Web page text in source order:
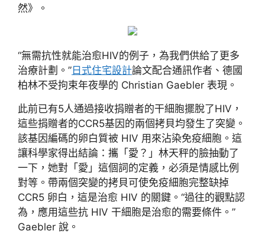
然》。
“無需抗性就能治愈HIV的例子，為我們供給了更多
治療計劃。” 日式住宅設計論文配合通訊作者、德國
柏林不受拘束年夜學的 Christian Gaebler 表現。
此前已有5人通過接收捐贈者的干細胞擺脫了HIV，
這些捐贈者的CCR5基因的兩個拷貝均發生了突變。
該基因編碼的卵白質被 HIV 用來沾染免疫細胞。這
讓科學家得出結論：攜「愛？」林天秤的臉抽動了
一下，她對「愛」這個詞的定義，必須是情感比例
對等。帶兩個突變的拷貝可使免疫細胞完整缺掉
CCR5 卵白，這是治愈 HIV 的關鍵。“過往的觀點認
為，應用這些抗 HIV 干細胞是治愈的需要條件。”
Gaebler 說。